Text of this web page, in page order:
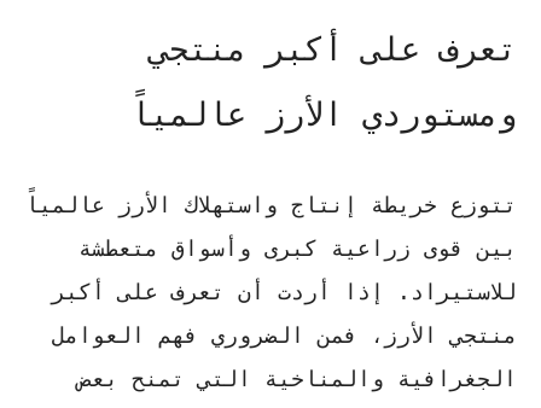
تعرف على أكبر منتجي
ومستوردي الأرز عالمياً
تتوزع خريطة إنتاج واستهلاك الأرز عالمياً
بين قوى زراعية كبرى وأسواق متعطشة
للاستيراد. إذا أردت أن
تعرف على أكبر
منتجي الأرز ، فمن الضروري فهم العوامل
الجغرافية والمناخية التي تمنح بعض